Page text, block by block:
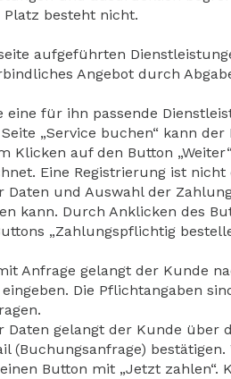
besteht nicht.
aufgeführten
Angebot durch
eine für ihn passende
„Service buchen“ kann
Klicken auf den Button
Eine Registrierung ist
Daten und Auswahl der
kann. Durch Anklicken des
„Zahlungspflichtig
Anfrage gelangt der Kunde
Die Pflichtangaben
Daten gelangt der Kunde über
(Buchungsanfrage)
Button mit „Jetzt zahlen“.